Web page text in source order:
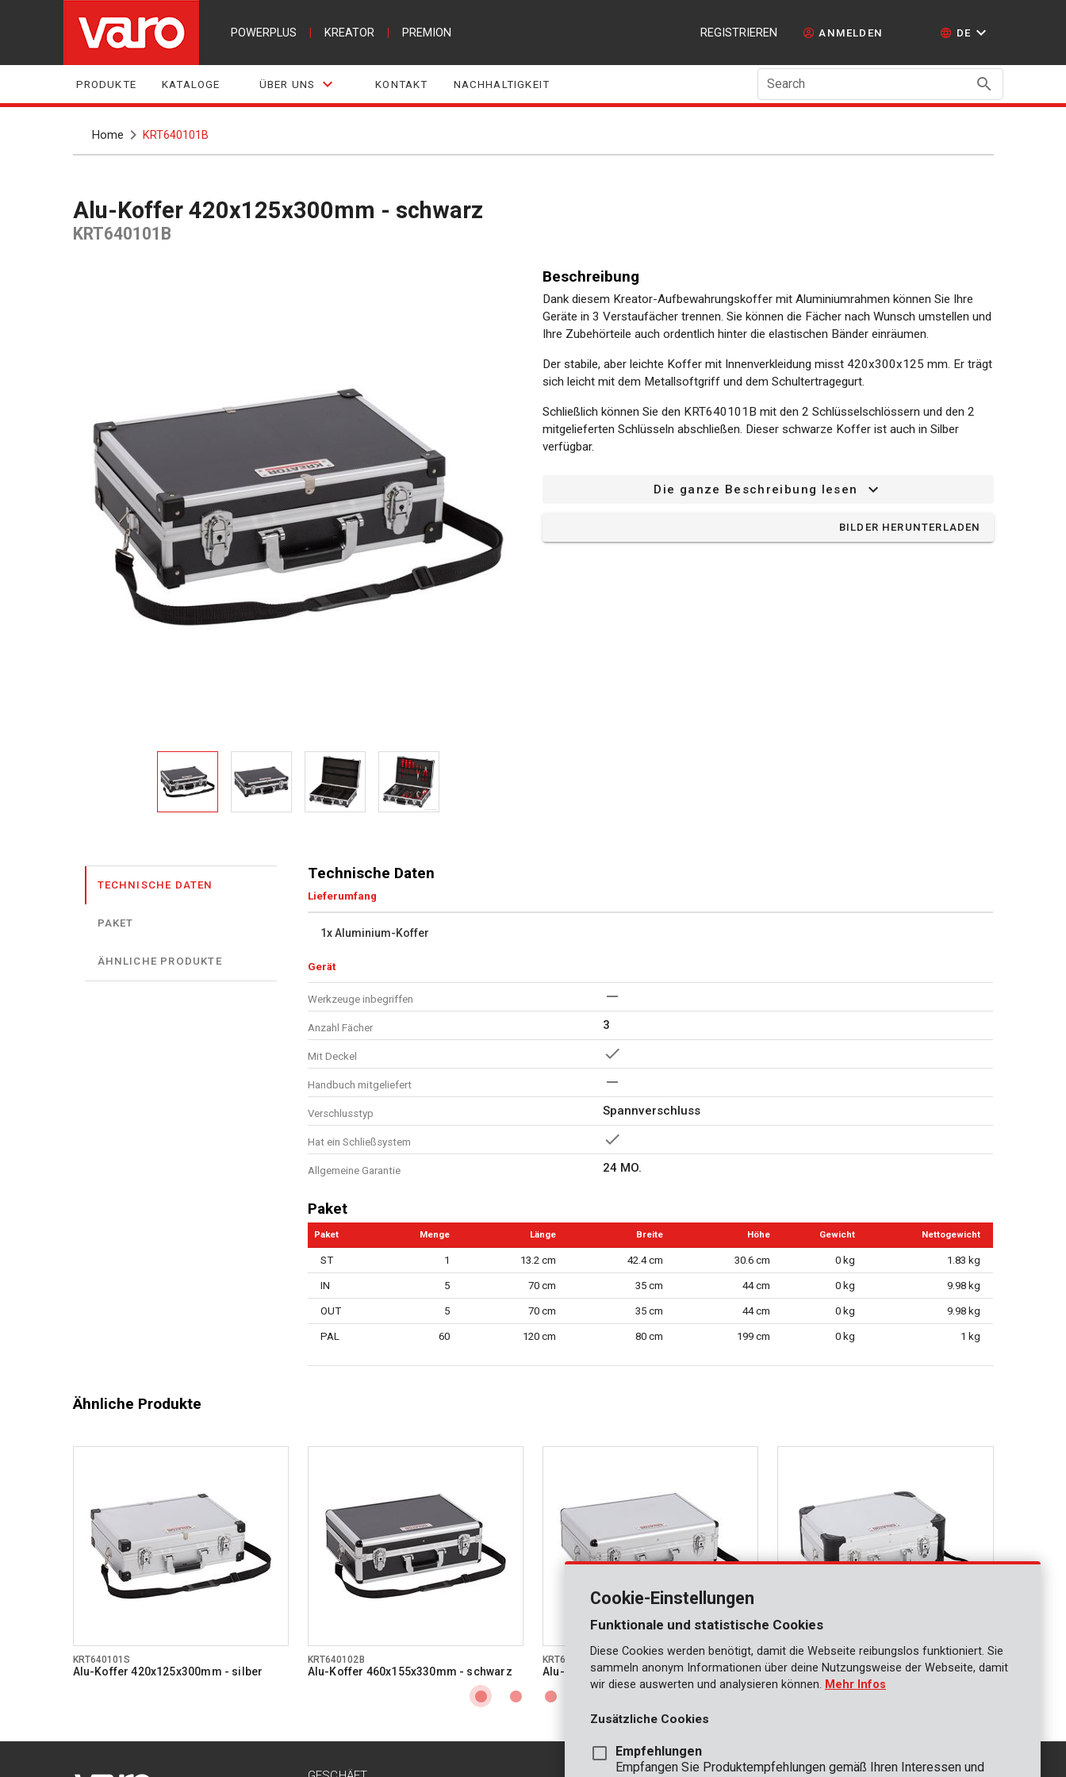
POWERPLUS KREATOR PREMION REGISTRIEREN ANMELDEN DE
PRODUKTE KATALOGE ÜBER UNS KONTAKT NACHHALTIGKEIT Search
Home KRT640101B
Alu-Koffer 420x125x300mm - schwarz
KRT640101B
Beschreibung
Dank diesem Kreator-Aufbewahrungskoffer mit Aluminiumrahmen können Sie Ihre
Geräte in 3 Verstaufächer trennen. Sie können die Fächer nach Wunsch umstellen und
Ihre Zubehörteile auch ordentlich hinter die elastischen Bänder einräumen.
Der stabile, aber leichte Koffer mit Innenverkleidung misst 420x300x125 mm. Er trägt
sich leicht mit dem Metallsoftgriff und dem Schultertragegurt.
Schließlich können Sie den KRT640101B mit den 2 Schlüsselschlössern und den 2
mitgelieferten Schlüsseln abschließen. Dieser schwarze Koffer ist auch in Silber
verfügbar.
Die ganze Beschreibung lesen
BILDER HERUNTERLADEN
TECHNISCHE DATEN
PAKET
ÄHNLICHE PRODUKTE
Technische Daten
Lieferumfang
1x Aluminium-Koffer
Gerät
Werkzeuge inbegriffen
Anzahl Fächer 3
Mit Deckel
Handbuch mitgeliefert
Verschlusstyp Spannverschluss
Hat ein Schließsystem
Allgemeine Garantie 24 MO.
Paket
Paket Menge Länge Breite Höhe Gewicht Nettogewicht
ST 1 13.2 cm 42.4 cm 30.6 cm 0 kg 1.83 kg
IN 5 70 cm 35 cm 44 cm 0 kg 9.98 kg
OUT 5 70 cm 35 cm 44 cm 0 kg 9.98 kg
PAL 60 120 cm 80 cm 199 cm 0 kg 1 kg
Ähnliche Produkte
KRT640101S
Alu-Koffer 420x125x300mm - silber
KRT640102B
Alu-Koffer 460x155x330mm - schwarz
KRT640102S
Alu-Koffer 460x155x330mm - silber Alu-Koffer 433x163x313mm - silber
Cookie-Einstellungen
Funktionale und statistische Cookies
Diese Cookies werden benötigt, damit die Webseite reibungslos funktioniert. Sie
sammeln anonym Informationen über deine Nutzungsweise der Webseite, damit
wir diese auswerten und analysieren können. Mehr Infos
Zusätzliche Cookies
Empfehlungen
Empfangen Sie Produktempfehlungen gemäß Ihren Interessen und